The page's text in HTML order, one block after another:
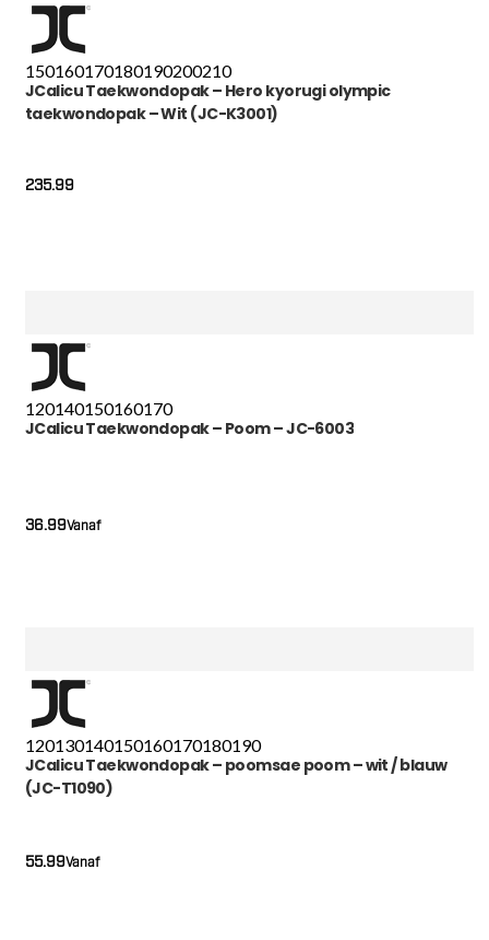
150160170180190200210
JCalicu Taekwondopak – Hero kyorugi olympic
taekwondopak – Wit (JC-K3001)
235.99
120140150160170
JCalicu Taekwondopak – Poom – JC-6003
Vanaf
36.99
120130140150160170180190
JCalicu Taekwondopak – poomsae poom – wit / blauw
(JC-T1090)
Vanaf
55.99